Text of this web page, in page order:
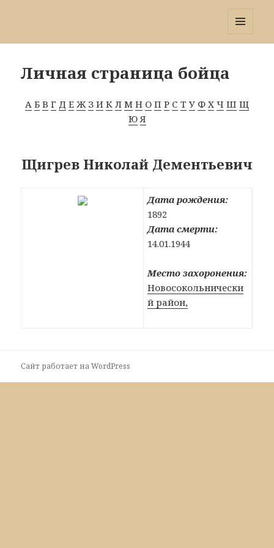
Личная страница бойца
А Б В Г Д Е Ж З И К Л М Н О П Р С Т У Ф Х Ч Ш Щ
Ю Я
Щигрев Николай Дементьевич
Дата рождения:
1892
Дата смерти:
14.01.1944
Место захоронения:
Новосокольнически
й район,
Сайт работает на WordPress